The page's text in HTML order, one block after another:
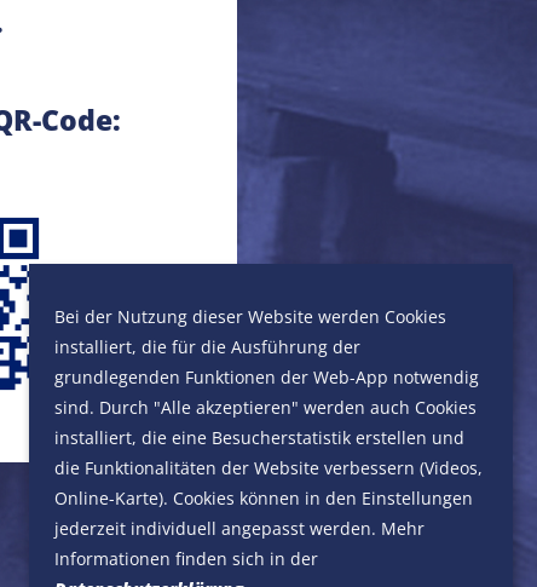
Code:
Bei der Nutzung dieser Website werden Cookies
installiert, die für die Ausführung der
grundlegenden Funktionen der Web-App notwendig
sind. Durch "Alle akzeptieren" werden auch Cookies
installiert, die eine Besucherstatistik erstellen und
die Funktionalitäten der Website verbessern (Videos,
Online-Karte). Cookies können in den Einstellungen
jederzeit individuell angepasst werden. Mehr
Informationen finden sich in der